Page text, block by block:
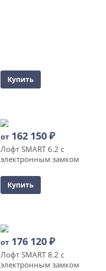
Купить
от 162 150₽
Лофт SMART 6.2 с
электронным замком
Купить
от 176 120₽
Лофт SMART 8.2 с
электронным замком